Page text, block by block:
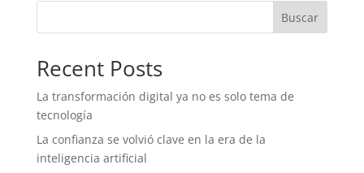
Buscar
Recent Posts
La transformación digital ya no es solo tema de
tecnología
La confianza se volvió clave en la era de la
inteligencia artificial